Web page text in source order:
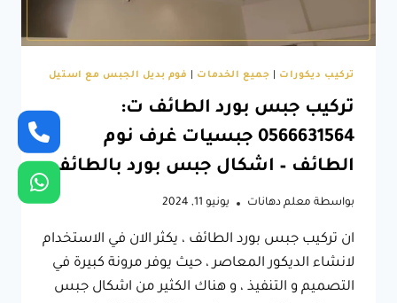
تركيب ديكورات جميع الخدمات فوم بديل الجبس مع استيل
تركيب جبس بورد الطائف ت:
0566631564 جبسيات غرف نوم
الطائف – اشكال جبس بورد بالطائف
بواسطة معلم دهانات يونيو 11, 2024
ان تركيب جبس بورد الطائف ، يكثر الان في الاستخدام
لانشاء الديكور المعاصر ، حيث يوفر مرونة كبيرة في
التصميم و التنفيذ ، و هناك الكثير من اشكال جبس